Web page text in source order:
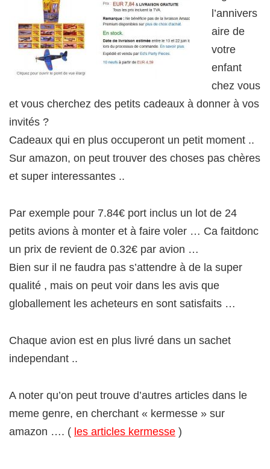
l’annivers
aire de
votre
enfant
chez vous
et vous cherchez des petits cadeaux à donner à vos
invités ?
Cadeaux qui en plus occuperont un petit moment ..
Sur amazon, on peut trouver des choses pas chères
et super interessantes ..
Par exemple pour 7.84€ port inclus un lot de 24
petits avions à monter et à faire voler … Ca faitdonc
un prix de revient de 0.32€ par avion …
Bien sur il ne faudra pas s’attendre à de la super
qualité , mais on peut voir dans les avis que
globallement les acheteurs en sont satisfaits …
Chaque avion est en plus livré dans un sachet
independant ..
A noter qu’on peut trouve d’autres articles dans le
meme genre, en cherchant « kermesse » sur
amazon …. ( les articles kermesse )